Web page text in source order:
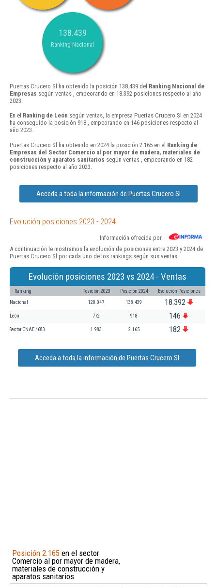
138.439
Ranking Nacional
Puertas Crucero Sl ha obtenido la posición 138.439 del Ranking Nacional de
Empresas según ventas , empeorando en 18.392 posiciones respecto al año
2023.
En el Ranking de León según ventas, la empresa Puertas Crucero Sl en 2024
ha conseguido la posición 918 , empeorando en 146 posiciones respecto al
año 2023.
Puertas Crucero Sl ha obtenido en 2024 la posición 2.165 en el Ranking de
Empresas del Sector Comercio al por mayor de madera, materiales de
construcción y aparatos sanitarios según ventas , empeorando en 182
posiciones respecto al año 2023.
Acceda a toda la información de Puertas Crucero Sl
Evolución posiciones 2023 - 2024
Información ofrecida por
A continuación le mostramos la evolución de posiciones entre 2023 y 2024 de
Puertas Crucero Sl por cada uno de los rankings según sus ventas:
Evolución posiciones 2023 vs 2024 - Ventas
Ranking Posición 2023 Posición 2024 Evolución Posiciones
Nacional 120.047 138.439 18.392
León 772 918 146
Sector CNAE 4683 1.983 2.165 182
Acceda a toda la información de Puertas Crucero Sl
Posición 2.165 en el sector
Comercio al por mayor de madera,
materiales de construcción y
aparatos sanitarios